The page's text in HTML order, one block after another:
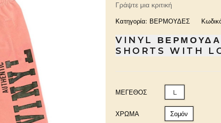
Γράψτε μια κριτική
Κατηγορία: ΒΕΡΜΟΥΔΕΣ
VINYL
SHORTS WITH
ΜΈΓΕΘΟΣ L
ΧΡΩΜΑ Σομόν